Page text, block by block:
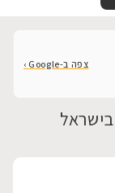
צפה ב-Google ›